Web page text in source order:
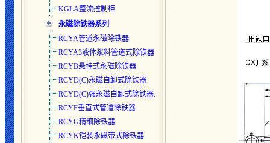
KGLA整流控制柜
永磁除铁器系列
RCYA管道永磁除铁器
RCYA3液体浆料管道式除铁器
RCYB悬挂式永磁除铁器
RCYD(C)永磁自卸式除铁器
RCYD(C)强永磁自卸式除铁器.
RCYF垂直式管道除铁器
RCYG精细除铁器
RCYK铠装永磁带式除铁器